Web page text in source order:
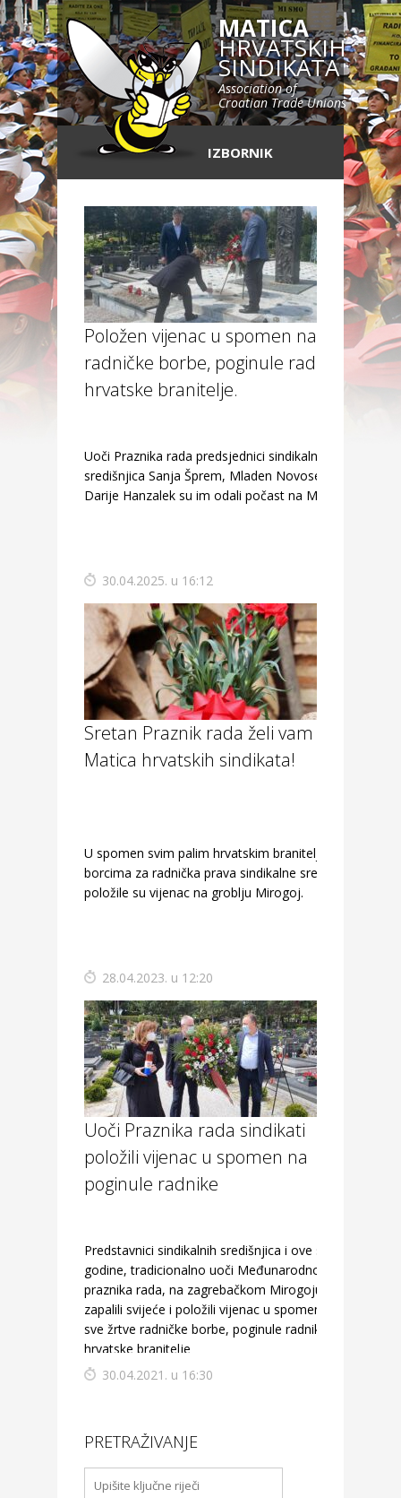
MATICA
HRVATSKIH
SINDIKATA
Association of
Croatian Trade Unions
IZBORNIK
Položen vijenac u spomen na žrtve
radničke borbe, poginule radnike i
hrvatske branitelje.
Uoči Praznika rada predsjednici sindikalnih
središnjica Sanja Šprem, Mladen Novosel i
Darije Hanzalek su im odali počast na Mirogoju.
30.04.2025. u 16:12
Sretan Praznik rada želi vam
Matica hrvatskih sindikata!
U spomen svim palim hrvatskim braniteljima i
borcima za radnička prava sindikalne središnjice
položile su vijenac na groblju Mirogoj.
28.04.2023. u 12:20
Uoči Praznika rada sindikati
položili vijenac u spomen na
poginule radnike
Predstavnici sindikalnih središnjica i ove su
godine, tradicionalno uoči Međunarodnog
praznika rada, na zagrebačkom Mirogoju
zapalili svijeće i položili vijenac u spomen na
sve žrtve radničke borbe, poginule radnike i
hrvatske branitelje
30.04.2021. u 16:30
PRETRAŽIVANJE